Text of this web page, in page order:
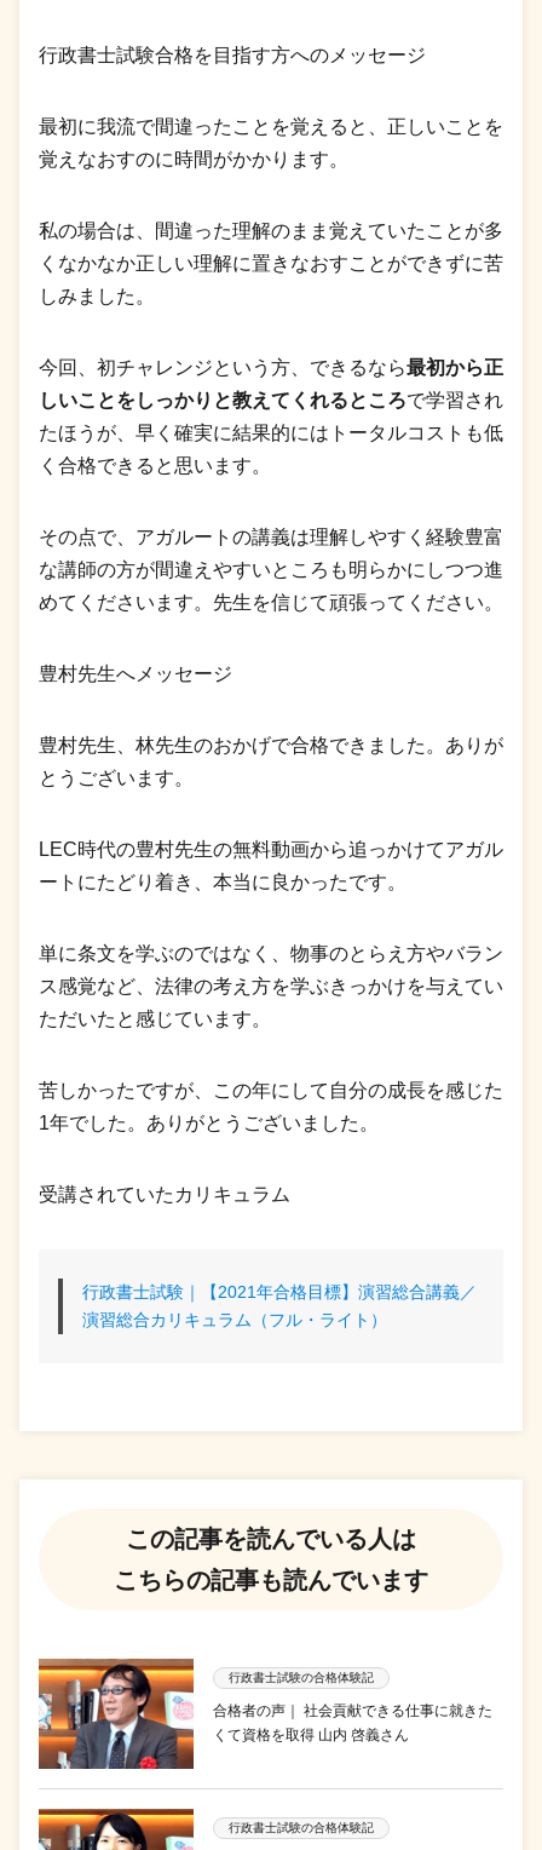
行政書士試験合格を目指す方へのメッセージ
最初に我流で間違ったことを覚えると、正しいことを
覚えなおすのに時間がかかります。
私の場合は、間違った理解のまま覚えていたことが多
くなかなか正しい理解に置きなおすことができずに苦
しみました。
今回、初チャレンジという方、できるなら最初から正
しいことをしっかりと教えてくれるところで学習され
たほうが、早く確実に結果的にはトータルコストも低
く合格できると思います。
その点で、アガルートの講義は理解しやすく経験豊富
な講師の方が間違えやすいところも明らかにしつつ進
めてくださいます。先生を信じて頑張ってください。
豊村先生へメッセージ
豊村先生、林先生のおかげで合格できました。ありが
とうございます。
LEC時代の豊村先生の無料動画から追っかけてアガル
ートにたどり着き、本当に良かったです。
単に条文を学ぶのではなく、物事のとらえ方やバラン
ス感覚など、法律の考え方を学ぶきっかけを与えてい
ただいたと感じています。
苦しかったですが、この年にして自分の成長を感じた
1年でした。ありがとうございました。
受講されていたカリキュラム
行政書士試験｜【2021年合格目標】演習総合講義／
演習総合カリキュラム（フル・ライト）
この記事を読んでいる人は
こちらの記事も読んでいます
行政書士試験の合格体験記
合格者の声｜ 社会貢献できる仕事に就きた
くて資格を取得 山内 啓義さん
行政書士試験の合格体験記